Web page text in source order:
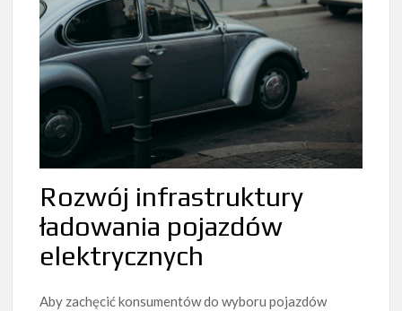
Rozwój infrastruktury
ładowania pojazdów
elektrycznych
Aby zachęcić konsumentów do wyboru pojazdów